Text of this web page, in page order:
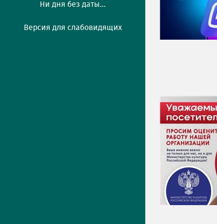
Ни дня без даты...
Версия для слабовидящих